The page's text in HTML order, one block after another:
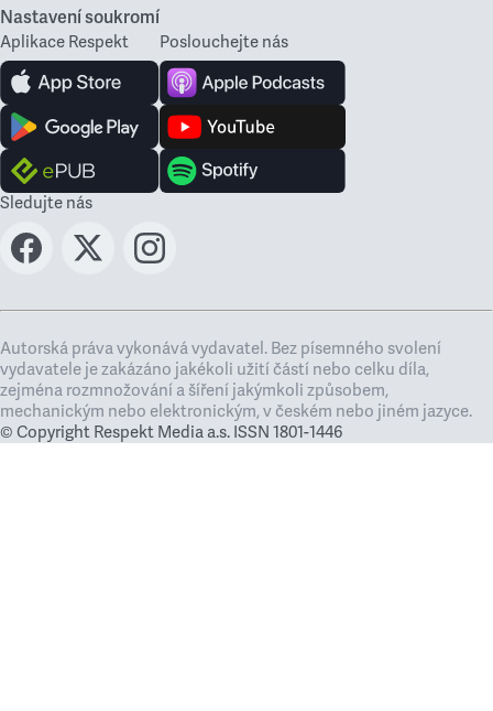
Nastavení soukromí
Aplikace Respekt Poslouchejte nás
Sledujte nás
Autorská práva vykonává vydavatel. Bez písemného svolení
vydavatele je zakázáno jakékoli užití částí nebo celku díla,
zejména rozmnožování a šíření jakýmkoli způsobem,
mechanickým nebo elektronickým, v českém nebo jiném jazyce.
© Copyright Respekt Media a.s. ISSN 1801-1446